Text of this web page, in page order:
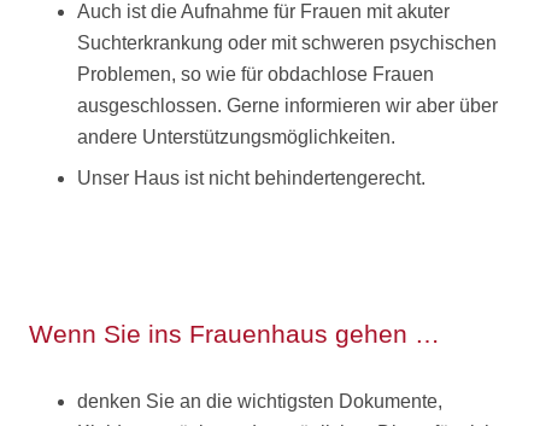
Auch ist die Aufnahme für Frauen mit akuter
Suchterkrankung oder mit schweren psychischen
Problemen, so wie für obdachlose Frauen
ausgeschlossen. Gerne informieren wir aber über
andere Unterstützungsmöglichkeiten.
Unser Haus ist nicht behindertengerecht.
Wenn Sie ins Frauenhaus gehen …
denken Sie an die wichtigsten Dokumente,